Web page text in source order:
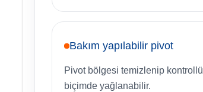
Bakım yapılabilir pivot
Pivot bölgesi temizlenip kontrollü
biçimde yağlanabilir.